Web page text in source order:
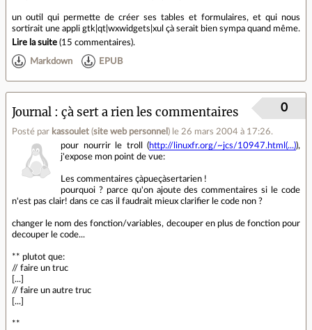
un outil qui permette de créer ses tables et formulaires, et qui nous
sortirait une appli gtk|qt|wxwidgets|xul çà serait bien sympa quand même.
Lire la suite (15 commentaires).
Markdown EPUB
Journal çà sert a rien les commentaires
Posté par kassoulet (site web personnel ) le 26 mars 2004 à 17:26.
0
pour nourrir le troll (http://linuxfr.org/~jcs/10947.html(...)),
j'expose mon point de vue:
Les commentaires çàpueçàsertarien !
pourquoi ? parce qu'on ajoute des commentaires si le code
n'est pas clair! dans ce cas il faudrait mieux clarifier le code non ?
changer le nom des fonction/variables, decouper en plus de fonction pour
decouper le code...
** plutot que:
// faire un truc
[...]
// faire un autre truc
[...]
**